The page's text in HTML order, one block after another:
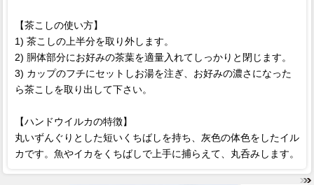
【茶こしの使い方】
1) 茶こしの上半分を取り外します。
2) 胴体部分にお好みの茶葉を適量入れてしっかりと閉じます。
3) カップのフチにセットしお湯を注ぎ、お好みの濃さになった
ら茶こしを取り出して下さい。
【ハンドウイルカの特徴】
丸いずんぐりとした短いくちばしを持ち、灰色の体色をしたイル
カです。魚やイカをくちばしで上手に捕らえて、丸呑みします。